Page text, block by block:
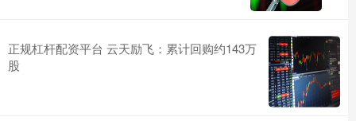
正规杠杆配资平台 云天励飞：累计回购约143万
股